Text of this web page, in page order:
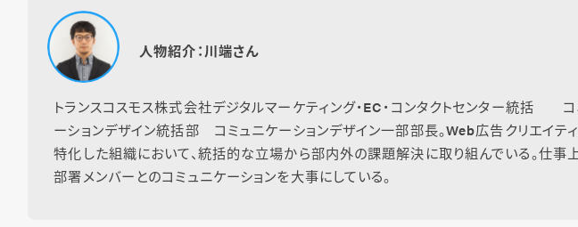
人物紹介：川端さん
トランスコスモス株式会社デジタルマーケティング・EC・コンタクトセンター統括 コ
ーションデザイン統括部 コミュニケーションデザイン一部部長。Web広告クリエイテ
特化した組織において、統括的な立場から部内外の課題解決に取り組んでいる。仕事
部署メンバーとのコミュニケーションを大事にしている。